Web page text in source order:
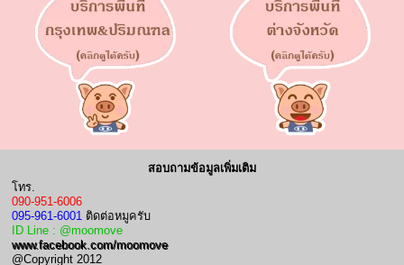
สอบถามข้อมูลเพิ่มเติม
โทร.
090-951-6006
095-961-6001 ติดต่อหมูครับ
ID Line : @moomove
www.facebook.com/moomove
@Copyright 2012